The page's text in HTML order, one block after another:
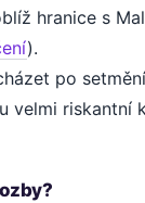
hranice s
).
po
velmi riskantní